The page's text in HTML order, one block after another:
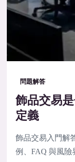
問題解答
飾品交易
定義
飾品交易入門解
例、FAQ 與風險